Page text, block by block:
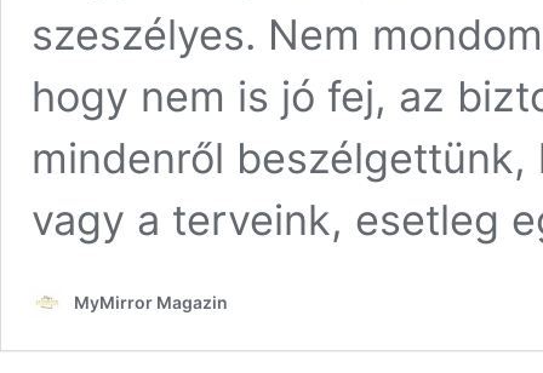
szeszélyes. Nem
hogy nem is jó fej, az
mindenről
vagy a terveink, esetleg
MyMirror Magazin